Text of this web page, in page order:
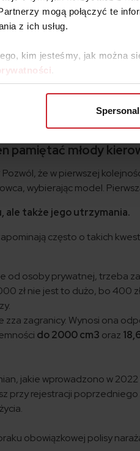
mogą połączyć te
z ich usług.
kim jesteśmy, jak można
pierwszego samochodu
za wysoka. Pierwszy
jednak przy obecnej inflacji
samochodu to dopiero
pod blokiem, może
kołek? Jaki powinien być
kierowcy wybrać? O
pamiętać młody
że w pierwszej
wybierając model.
ale także jego utrzymania.
często o takich
od osoby prywatnej, trzeba
zł nie jest to dużo, bo 400
zza zagranicy. Wynosi ona
do 2000 cm3 oraz
jakie wprowadzono w 2022
przy rejestracji poprzedniego
obowiązkowej polisy